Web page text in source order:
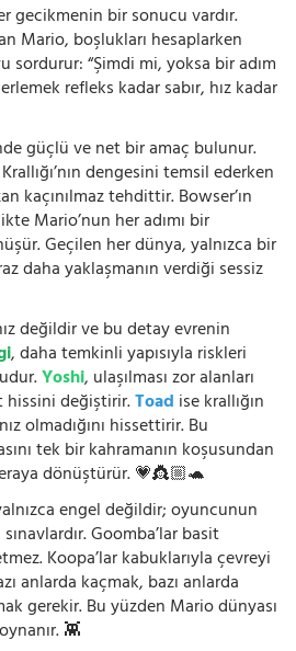
gecikmenin bir sonucu vardır.
Mario, boşlukları hesaplarken
sordurur: “Şimdi mi, yoksa bir adım
refleks kadar sabır, hız kadar
güçlü ve net bir amaç bulunur.
dengesini temsil ederken
kaçınılmaz tehdittir. Bowser’ın
Mario’nun her adımı bir
Geçilen her dünya, yalnızca bir
daha yaklaşmanın verdiği sessiz
değildir ve bu detay evrenin
, daha temkinli yapısıyla riskleri
Yoshi, ulaşılması zor alanları
hissini değiştirir.Toad ise krallığın
olmadığını hissettirir. Bu
tek bir kahramanın koşusundan
dönüştürür. 💗👸🏼🐢
engel değildir; oyuncunun
Goomba’lar basit
Koopa’lar kabuklarıyla çevreyi
anlarda kaçmak, bazı anlarda
gerekir. Bu yüzden Mario dünyası
👾